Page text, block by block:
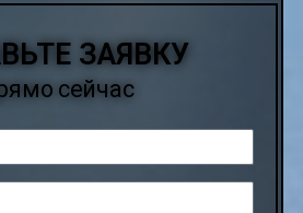
ЗАЯВКУ
сейчас